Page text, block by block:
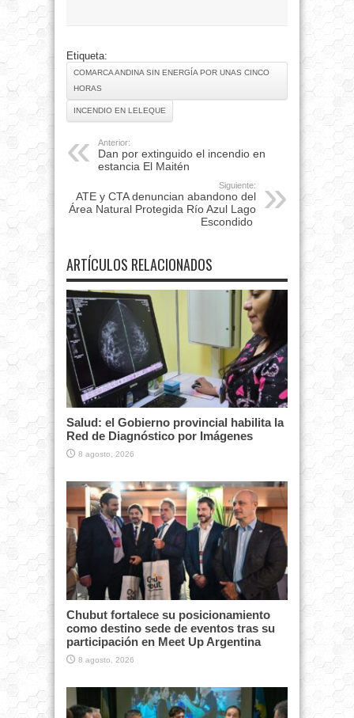
Etiqueta:
COMARCA ANDINA SIN ENERGÍA POR UNAS CINCO
HORAS
INCENDIO EN LELEQUE
Anterior:
Dan por extinguido el incendio en
estancia El Maitén
Siguiente:
ATE y CTA denuncian abandono del
Área Natural Protegida Río Azul Lago
Escondido
ARTÍCULOS RELACIONADOS
Salud: el Gobierno provincial habilita la
Red de Diagnóstico por Imágenes
8 agosto, 2026
Chubut fortalece su posicionamiento
como destino sede de eventos tras su
participación en Meet Up Argentina
8 agosto, 2026